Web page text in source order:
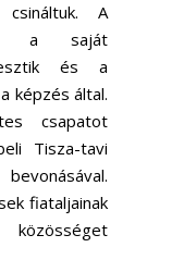
A
a saját
és a
képzés által.
csapatot
Tisza-tavi
fiataljainak